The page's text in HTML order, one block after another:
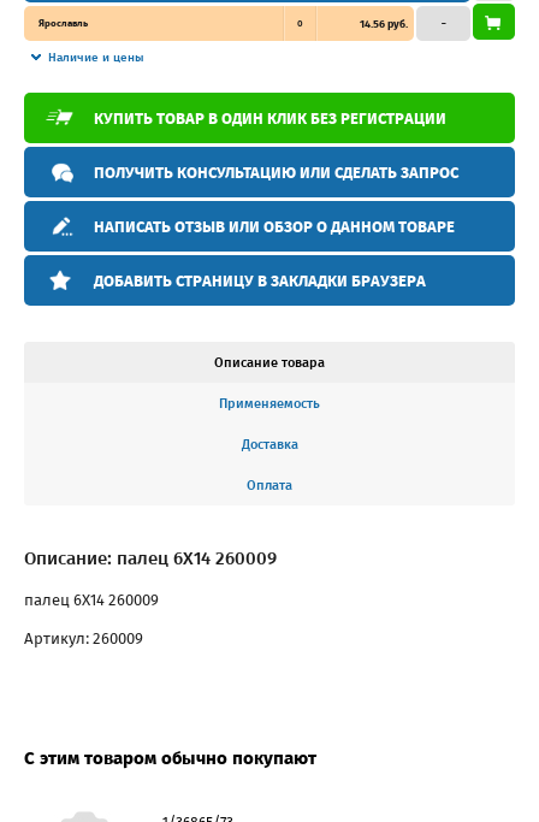
Ярославль 0 14.56 руб.
Наличие и цены
–
КУПИТЬ ТОВАР В ОДИН КЛИК БЕЗ РЕГИСТРАЦИИ
ПОЛУЧИТЬ КОНСУЛЬТАЦИЮ ИЛИ СДЕЛАТЬ ЗАПРОС
НАПИСАТЬ ОТЗЫВ ИЛИ ОБЗОР О ДАННОМ ТОВАРЕ
ДОБАВИТЬ СТРАНИЦУ В ЗАКЛАДКИ БРАУЗЕРА
Описание товара
Применяемость
Доставка
Оплата
Описание: палец 6Х14 260009
палец 6Х14 260009
Артикул: 260009
С этим товаром обычно покупают